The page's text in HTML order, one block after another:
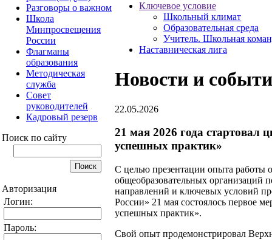
Разговоры о важном
Школа
Минпросвещения
России
Флагманы
образования
Методическая
служба
Совет
руководителей
Кадровый резерв
Поиск по сайту
Авторизация
Логин:
Пароль:
Ключевое условие
Школьный климат
Образовательная среда
Учитель. Школьная
Наставническая лига
Новости и
22.05.2026
21 мая 2026 года
успешных практик»
С целью презентации опыта работы
общеобразовательных организаций
направлений и ключевых условий
России» 21 мая состоялось первое
успешных практик».
Свой опыт продемонстрировал